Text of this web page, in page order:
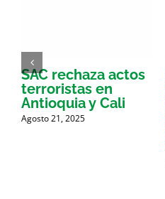
SAC rechaza actos
terroristas en
Antioquia y Cali
Agosto 21, 2025